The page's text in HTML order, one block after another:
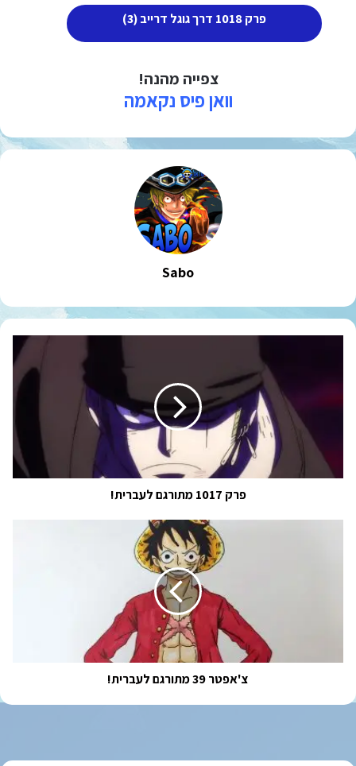
פרק 1018 דרך גוגל דרייב (3)
צפייה מהנה!
וואן פיס נקאמה
Sabo
פרק 1017 מתורגם לעברית!
צ'אפטר 39 מתורגם לעברית!